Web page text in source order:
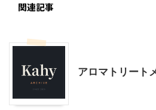
関連記事
アロマトリート